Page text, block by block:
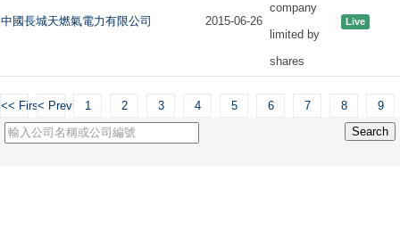
中國長城天燃氣電力有限公司 2015-06-26
company
limited by
shares
Live
<< First< Previous1 2 3 4 5 6 7 8 9